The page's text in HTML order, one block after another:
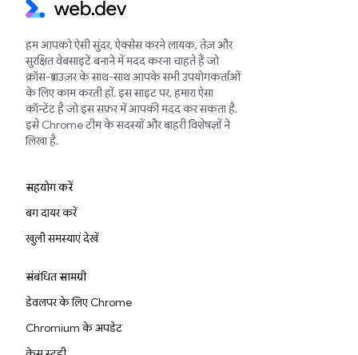
हम आपको ऐसी सुंदर, ऐक्सेस करने लायक, तेज़ और
सुरक्षित वेबसाइटें बनाने में मदद करना चाहते हैं जो
क्रॉस-ब्राउज़र के साथ-साथ आपके सभी उपयोगकर्ताओं
के लिए काम करती हों. इस साइट पर, हमारा ऐसा
कॉन्टेंट है जो इस सफ़र में आपकी मदद कर सकता है.
इसे Chrome टीम के सदस्यों और बाहरी विशेषज्ञों ने
लिखा है.
सहयोग करें
बग दायर करें
खुली समस्याएं देखें
संबंधित सामग्री
डेवलपर के लिए Chrome
Chromium के अपडेट